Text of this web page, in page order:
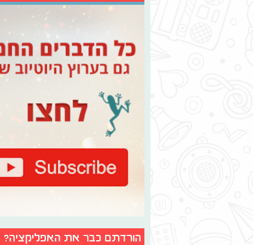
הורדתם כבר את האפליקציה?